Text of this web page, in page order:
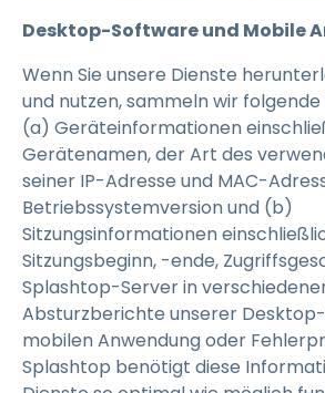
Desktop-Software und Mobile
Wenn Sie unsere Dienste
und nutzen, sammeln wir
(a) Geräteinformationen
Gerätenamen, der Art des
seiner IP-Adresse und MAC-
Betriebssystemversion und (b)
Sitzungsinformationen
Sitzungsbeginn, -ende,
Splashtop-Server in
Absturzberichte unserer
mobilen Anwendung oder
Splashtop benötigt diese